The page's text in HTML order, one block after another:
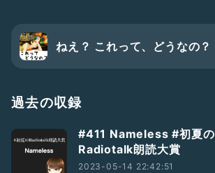
ねえ？ これって、どうなの？
過去の収録
#411 Nameless #初夏の
Radiotalk朗読大賞
2023-05-14 22:42:51